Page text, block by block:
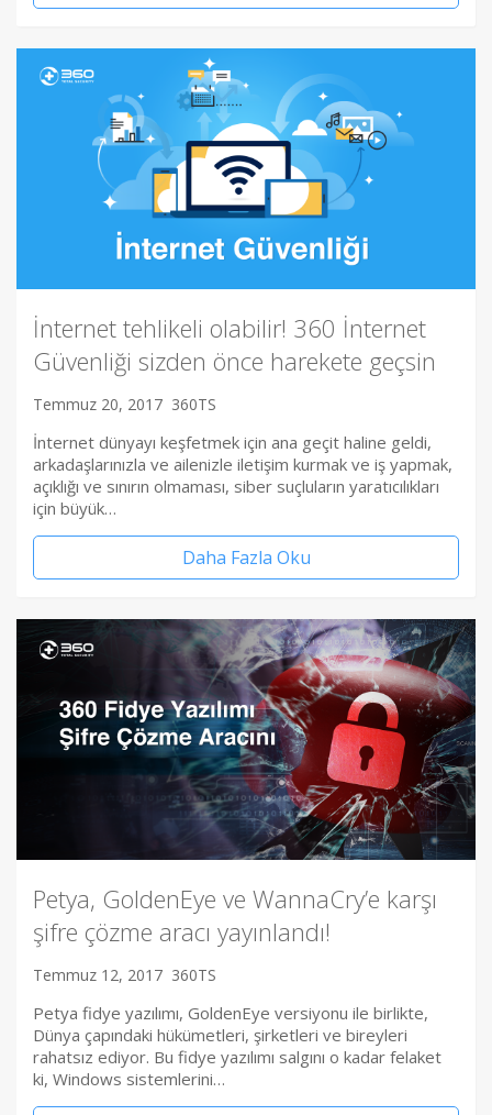
İnternet tehlikeli olabilir! 360 İnternet
Güvenliği sizden önce harekete geçsin
Temmuz 20, 2017 360TS
İnternet dünyayı keşfetmek için ana geçit haline geldi,
arkadaşlarınızla ve ailenizle iletişim kurmak ve iş yapmak,
açıklığı ve sınırın olmaması, siber suçluların yaratıcılıkları
için büyük…
Daha Fazla Oku
Petya, GoldenEye ve WannaCry’e karşı
şifre çözme aracı yayınlandı!
Temmuz 12, 2017 360TS
Petya fidye yazılımı, GoldenEye versiyonu ile birlikte,
Dünya çapındaki hükümetleri, şirketleri ve bireyleri
rahatsız ediyor. Bu fidye yazılımı salgını o kadar felaket
ki, Windows sistemlerini…